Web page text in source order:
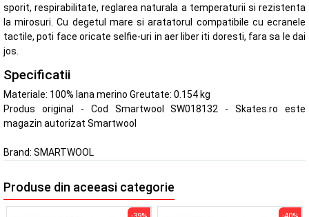
sporit, respirabilitate, reglarea naturala a temperaturii si rezistenta
la mirosuri. Cu degetul mare si aratatorul compatibile cu ecranele
tactile, poti face oricate selfie-uri in aer liber iti doresti, fara sa le dai
jos.
Specificatii
Materiale: 100% lana merino Greutate: 0.154 kg
Produs original - Cod Smartwool SW018132 - Skates.ro este
magazin autorizat Smartwool
Brand: SMARTWOOL
Produse din aceeasi categorie